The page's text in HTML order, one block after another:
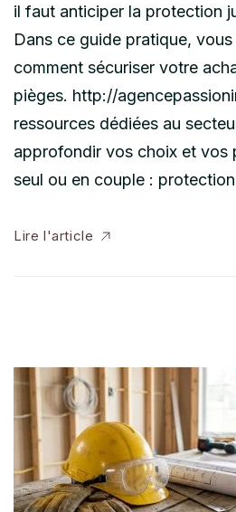
il faut anticiper la protection
Dans ce guide pratique,
comment sécuriser votre
pièges. http://
ressources dédiées au
approfondir vos choix et vos
seul ou en couple :
Lire l'article